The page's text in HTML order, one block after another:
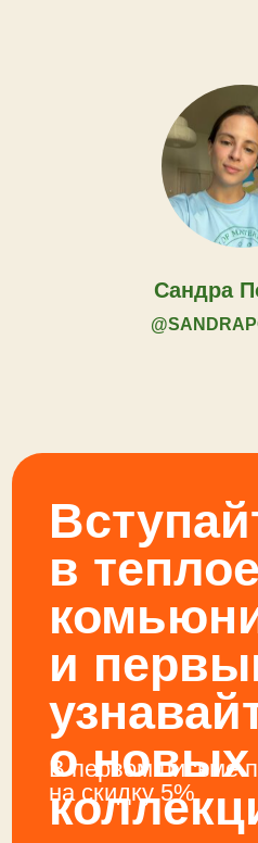
Сандра